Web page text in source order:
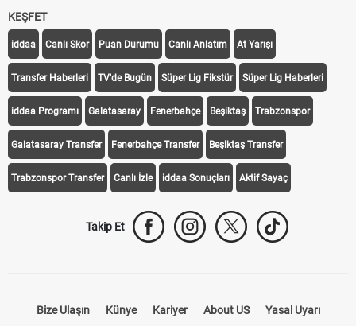
KEŞFET
iddaa Canlı Skor Puan Durumu Canlı Anlatım At Yarışı
Transfer Haberleri TV'de Bugün Süper Lig Fikstür Süper Lig Haberleri
iddaa Programı Galatasaray Fenerbahçe Beşiktaş Trabzonspor
Galatasaray Transfer Fenerbahçe Transfer Beşiktaş Transfer
Trabzonspor Transfer Canlı İzle iddaa Sonuçları Aktif Sayaç
Takip Et
Bize Ulaşın Künye Kariyer About US Yasal Uyarı